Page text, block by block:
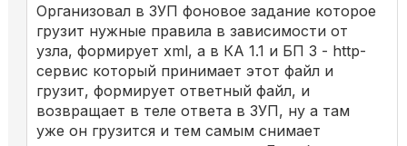
Организовал в ЗУП фоновое задание которое
грузит нужные правила в зависимости от
узла, формирует xml, а в КА 1.1 и БП 3 - http-
сервис который принимает этот файл и
грузит, формирует ответный файл, и
возвращает в теле ответа в ЗУП, ну а там
уже он грузится и тем самым снимает